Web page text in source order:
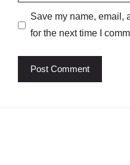
Save my name, email,
for the next time I